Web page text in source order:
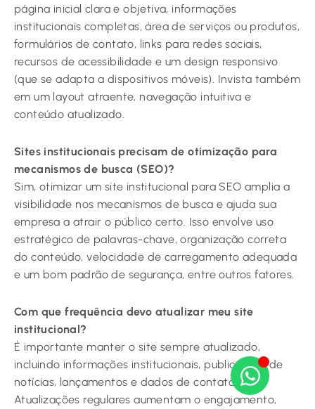
página inicial clara e objetiva, informações
institucionais completas, área de serviços ou produtos,
formulários de contato, links para redes sociais,
recursos de acessibilidade e um design responsivo
(que se adapta a dispositivos móveis). Invista também
em um layout atraente, navegação intuitiva e
conteúdo atualizado.
Sites institucionais precisam de otimização para
mecanismos de busca (SEO)?
Sim, otimizar um site institucional para SEO amplia a
visibilidade nos mecanismos de busca e ajuda sua
empresa a atrair o público certo. Isso envolve uso
estratégico de palavras-chave, organização correta
do conteúdo, velocidade de carregamento adequada
e um bom padrão de segurança, entre outros fatores.
Com que frequência devo atualizar meu site
institucional?
É importante manter o site sempre atualizado,
incluindo informações institucionais, publicações de
notícias, lançamentos e dados de contato.
Atualizações regulares aumentam o engajamento,